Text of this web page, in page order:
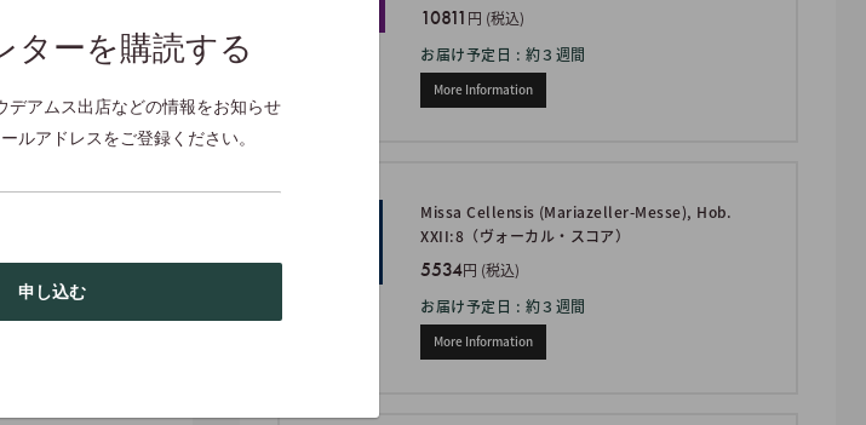
ターを購読する
デアムス出店などの情報をお知らせ
ルアドレスをご登録ください。
申し込む
10811 円 (税込)
お届け予定日 : 約３週間
More Information
Missa Cellensis (Mariazeller-Messe), Hob.
XXII:8（ヴォーカル・スコア）
5534円 (税込)
お届け予定日 : 約３週間
More Information